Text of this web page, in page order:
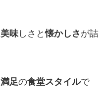
美味しさと懐かしさが詰
満足の食堂スタイルで